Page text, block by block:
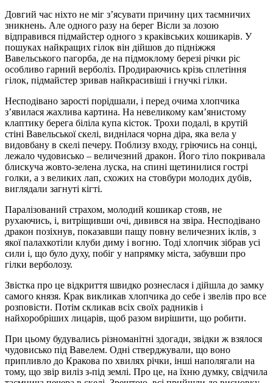
Довгий час ніхто не міг з’ясувати причину цих таємничих
зникнень. Але одного разу на берег Вісли за лозою
відправився підмайстер одного з краківських кошикарів. У
пошуках найкращих гілок він дійшов до підніжжя
Вавельського пагорба, де на підмоклому березі річки ріс
особливо гарний верболіз. Продираючись крізь сплетіння
гілок, підмайстер зривав найкрасивіші і гнучкі гілки.
Несподівано зарості порідшали, і перед очима хлопчика
з’явилася жахлива картина. На невеликому кам’янистому
клаптику берега біліла купа кісток. Трохи подалі, в крутій
стіні Вавельської скелі, виднілася чорна діра, яка вела у
видовбану в скелі печеру. Поблизу входу, гріючись на сонці,
лежало чудовисько – величезний дракон. Його тіло покривала
блискуча жовто-зелена луска, на спині щетинилися гострі
голки, а з великих лап, схожих на стовбури молодих дубів,
виглядали загнуті кігті.
Паралізований страхом, молодий кошикар стояв, не
рухаючись, і, витріщивши очі, дивився на звіра. Несподівано
дракон позіхнув, показавши пащу повну величезних іклів, з
якої палахкотіли клуби диму і вогню. Тоді хлопчик зібрав усі
сили і, що було духу, побіг у напрямку міста, забувши про
гілки верболозу.
Звістка про це відкриття швидко рознеслася і дійшла до замку
самого князя. Крак викликав хлопчика до себе і звелів про все
розповісти. Потім скликав всіх своїх радників і
найхоробріших лицарів, щоб разом вирішити, що робити.
При цьому будувались різноманітні здогади, звідки ж взялося
чудовисько під Вавелем. Одні стверджували, що воно
припливло до Кракова по хвилях річки, інші наполягали на
тому, що звір виліз з-під землі. Про це, на їхню думку, свідчила